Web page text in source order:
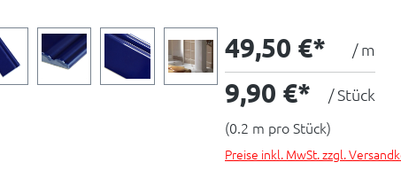
49,50 €* / m
9,90 €* / Stück
(0.2 m pro Stück)
Preise inkl. MwSt. zzgl.